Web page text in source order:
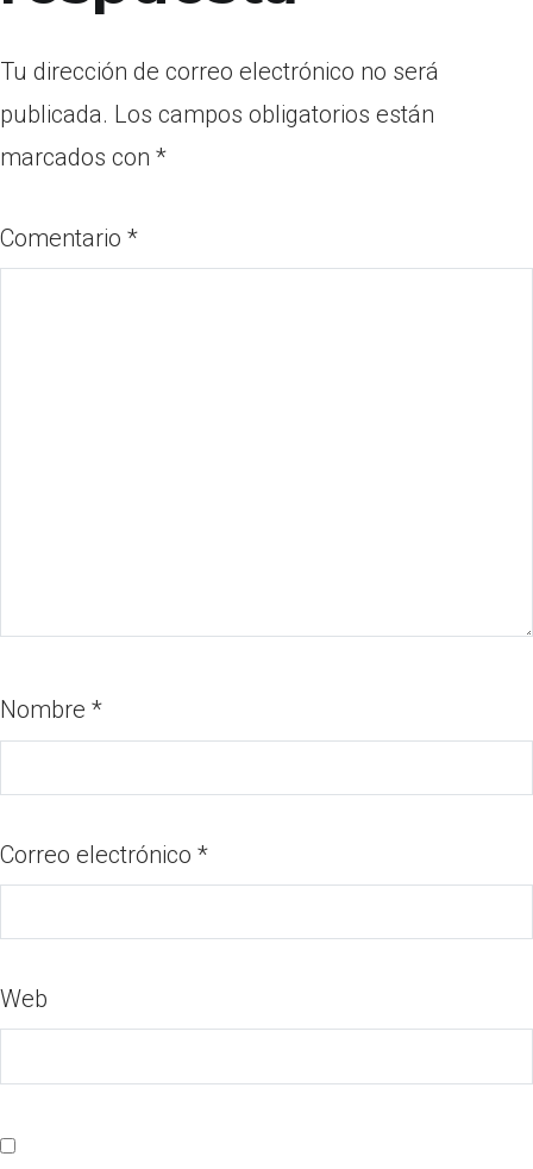
Tu dirección de correo electrónico no será
publicada. Los campos obligatorios están
marcados con *
Comentario *
Nombre *
Correo electrónico *
Web